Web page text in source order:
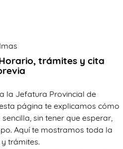
trámites y cita
la Jefatura Provincial de
página te explicamos cómo
sin tener que esperar,
Aquí te mostramos toda la
trámites.